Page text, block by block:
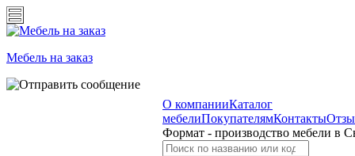
Мебель на заказ
О компанииКаталог
мебелиПокупателямКонтакты
Формат - производство мебели в